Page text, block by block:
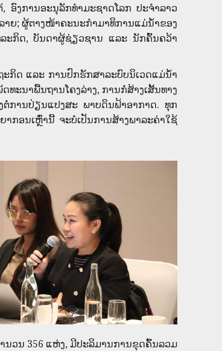
ງການອະນຸລັກທຳມະຊາດໂລກ ປະຈໍາລາວ
າຍ; ຜູ້ຕາງໜ້າຄະນະກຳມາທິການແມ່ນ້ຳຂອງ
ລະກິດ, ບັນດາຜູ້ຊ່ຽວຊານ ແລະ ນັກຄົ້ນຄວ້າ
ດ ແລະ ການປົກຮັກສາລະບົບນິເວດແມ່ນໍ້າ
ະນາພື້ນຖານໂຄງລ່າງ, ການກໍ່ສ້າງເສັ້ນທາງ
ການປ່ຽນແປງສະ ພາບດິນຟ້າອາກາດ. ທຸກ
ກອນເຫຼົ່ານີ້ ຈະບໍ່ເປັນການສ້າງພາລະຄ່າໃຊ້
ວນ 356 ແຫ່ງ, ມີປະລິມານການຂຸດຄົ້ນລວມ